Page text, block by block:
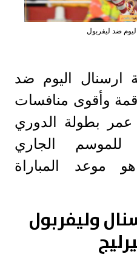
ضد ليفربول
ارسنال اليوم ضد
وأقوى منافسات
عمر بطولة الدوري
للموسم الجاري
وما هو موعد المباراة
وليفربول